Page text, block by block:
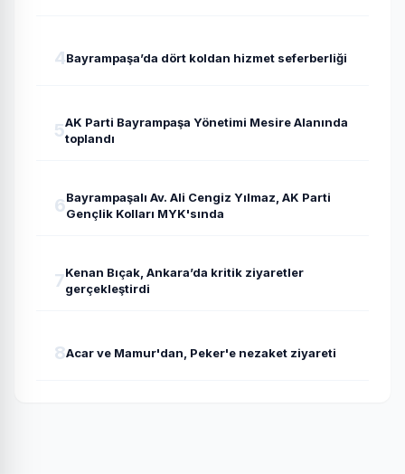
4Bayrampaşa’da dört koldan hizmet seferberliği
5AK Parti Bayrampaşa Yönetimi Mesire Alanında
toplandı
6Bayrampaşalı Av. Ali Cengiz Yılmaz, AK Parti
Gençlik Kolları MYK'sında
7Kenan Bıçak, Ankara’da kritik ziyaretler
gerçekleştirdi
8Acar ve Mamur'dan, Peker'e nezaket ziyareti